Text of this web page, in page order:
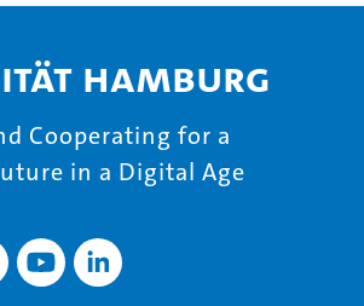
Hamburg
Cooperating for a
in a Digital Age